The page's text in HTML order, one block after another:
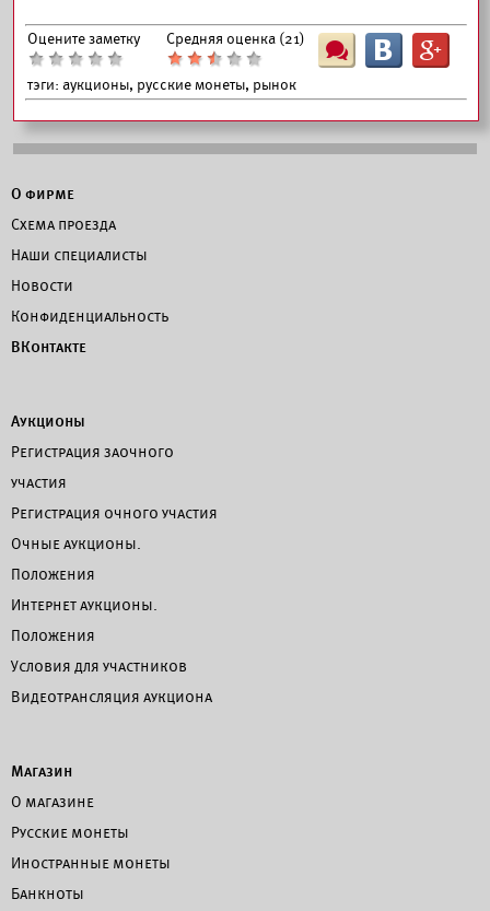
Оцените заметку Средняя оценка (21)
тэги: аукционы, русские монеты, рынок
Ш B G
О фирме
Схема проезда
Наши специалисты
Новости
Конфиденциальность
ВКонтакте
Аукционы
Регистрация заочного
участия
Регистрация очного участия
Очные аукционы.
Положения
Интернет аукционы.
Положения
Условия для участников
Видеотрансляция аукциона
Магазин
О магазине
Русские монеты
Иностранные монеты
Банкноты